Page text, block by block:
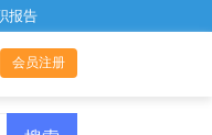
报告
会员注册